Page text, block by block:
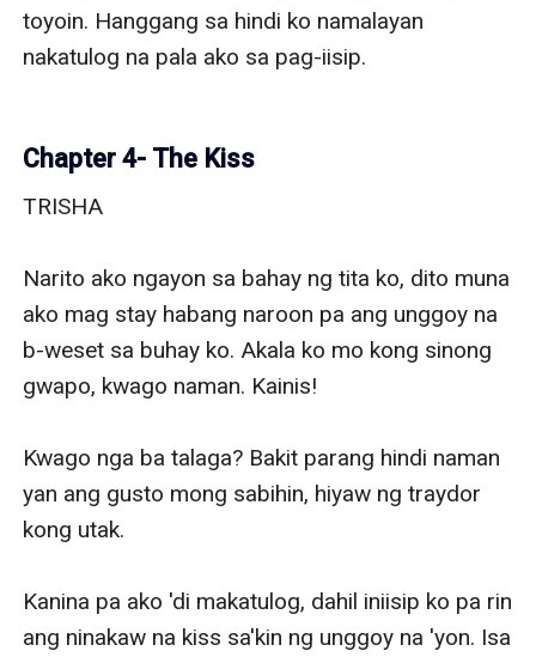
toyoin. Hanggang sa hindi ko namalayan
nakatulog na pala ako sa pag-iisip.
Chapter 4- The Kiss
TRISHA
Narito ako ngayon sa bahay ng tita ko, dito muna
ako mag stay habang naroon pa ang unggoy na
b-weset sa buhay ko. Akala ko mo kong sinong
gwapo, kwago naman. Kainis!
Kwago nga ba talaga? Bakit parang hindi naman
yan ang gusto mong sabihin, hiyaw ng traydor
kong utak.
Kanina pa ako 'di makatulog, dahil iniisip ko pa rin
ang ninakaw na kiss sa'kin ng unggoy na 'yon. Isa